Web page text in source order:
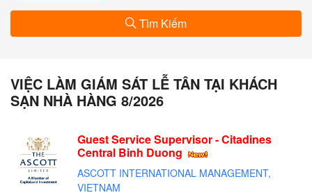
Tìm Kiếm
VIỆC LÀM GIÁM SÁT LỄ TÂN TẠI KHÁCH
SẠN NHÀ HÀNG 8/2026
Guest Service Supervisor - Citadines
Central Binh Duong
ASCOTT INTERNATIONAL MANAGEMENT,
VIETNAM